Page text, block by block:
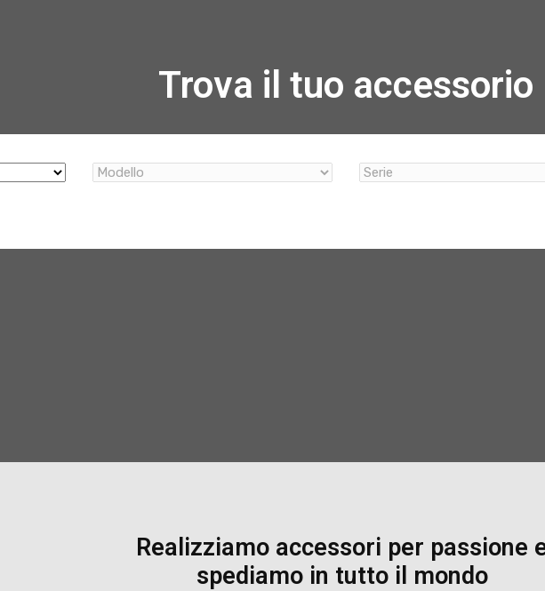
Trova il tuo accessorio
Realizziamo accessori per passione
spediamo in tutto il mondo